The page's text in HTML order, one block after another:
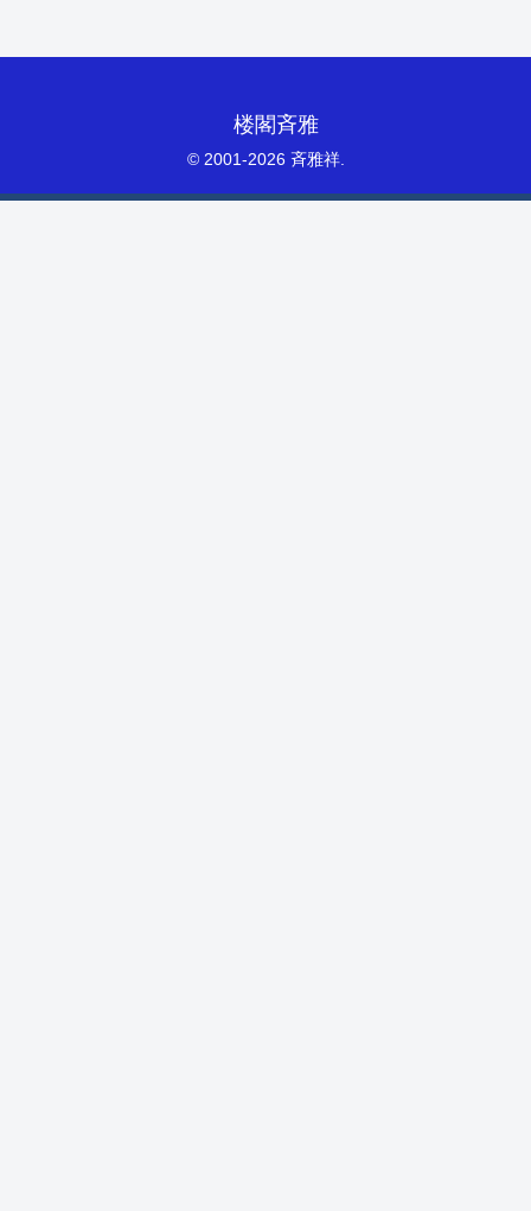
楼閣斉雅
© 2001-2026 斉雅祥.